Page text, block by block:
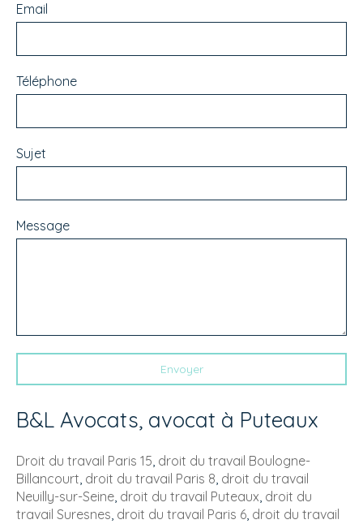
Email
Téléphone
Sujet
Message
Envoyer
B&L Avocats, avocat à Puteaux
Droit du travail Paris 15, droit du travail Boulogne-
Billancourt, droit du travail Paris 8, droit du travail
Neuilly-sur-Seine, droit du travail Puteaux, droit du
travail Suresnes, droit du travail Paris 6, droit du travail